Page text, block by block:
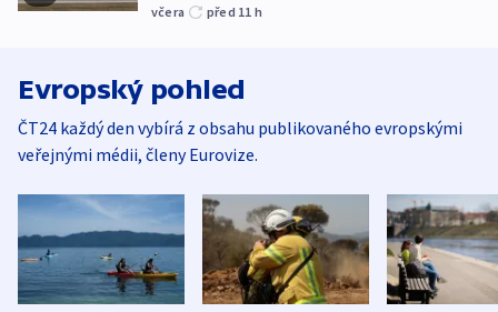
včera před 11 h
Evropský pohled
ČT24 každý den vybírá z obsahu publikovaného evropskými
veřejnými médii, členy Eurovize.